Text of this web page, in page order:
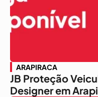
ARAPIRACA
JB Proteção
Designer em